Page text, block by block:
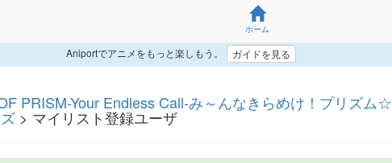
ホーム
Aniportでアニメをもっと楽しもう。 ガイドを見る
PRISM-Your Endless Call-み～んなきらめけ！プリズム☆
> マイリスト登録ユーザ